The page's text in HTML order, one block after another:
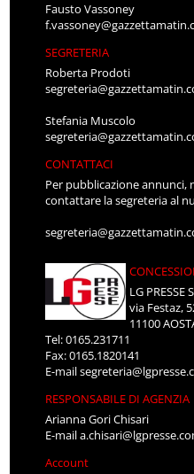
Fausto Vassoney
SEGRETERIA
Roberta Prodoti
Stefania Muscolo
CONTATTACI
Per pubblicazione annunci,
contattare la segreteria al
LG PRESSE
via Festaz,
11100
Tel: 0165.231711
Fax: 0165.1820141
E-mail
RESPONSABILE DI AGENZIA
Arianna Gori Chisari
E-mail
Account